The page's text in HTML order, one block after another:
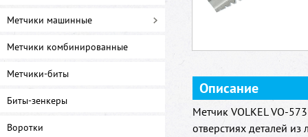
Метчики машинные
Метчики комбинированные
Метчики-биты
Биты-зенкеры
Воротки
Описание
Метчик VOLKEL VO-
отверстиях деталей